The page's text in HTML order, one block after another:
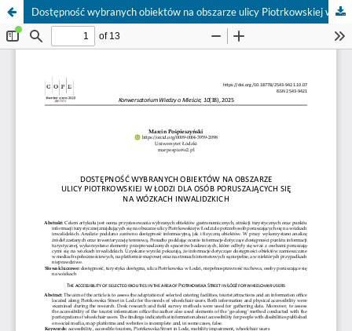
Dostępność wybranych obiektów na obszarze ulicy Piotrkowskiej w Łodzi dla osób poruszających się na wózkach inwalidzkich